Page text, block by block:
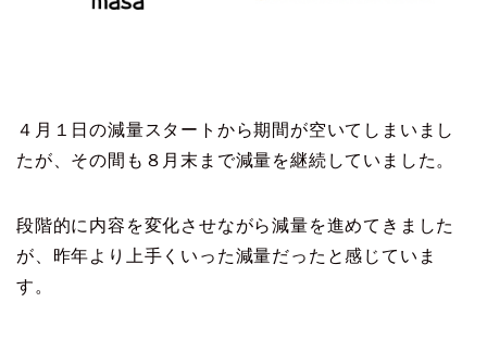
４月１日の減量スタートから期間が空いてしまいまし
たが、その間も８月末まで減量を継続していました。
段階的に内容を変化させながら減量を進めてきました
が、昨年より上手くいった減量だったと感じていま
す。